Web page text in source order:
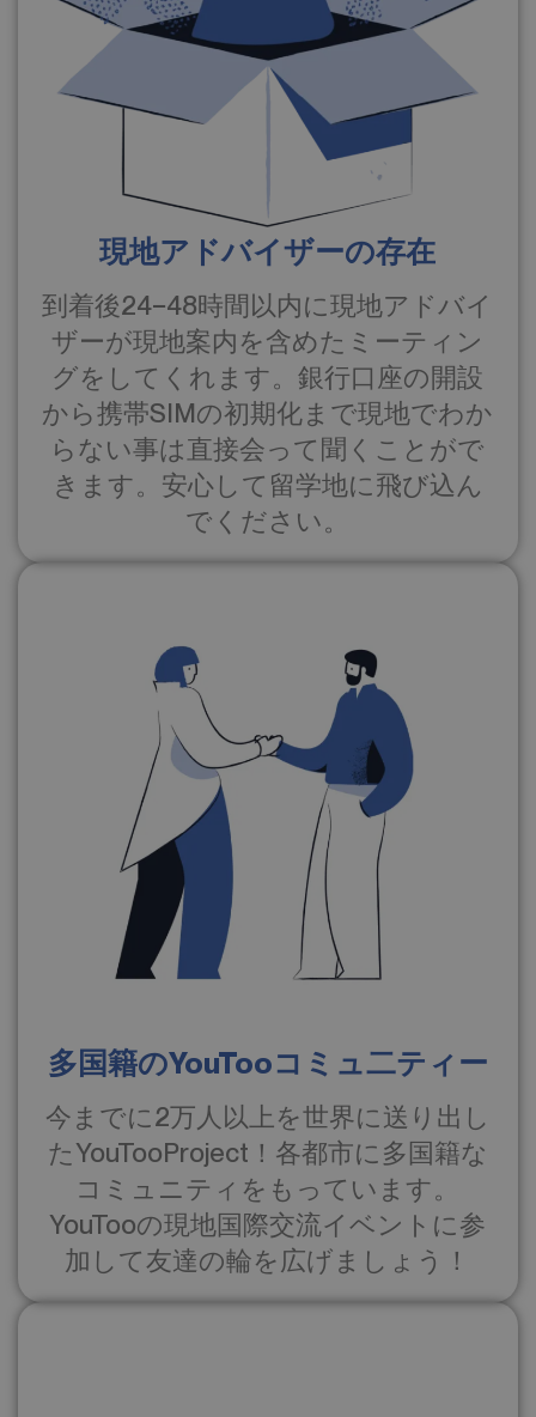
現地アドバイザーの存在
到着後24−48時間以内に現地アドバイ
ザーが現地案内を含めたミーティン
グをしてくれます。銀行口座の開設
から携帯SIMの初期化まで現地でわか
らない事は直接会って聞くことがで
きます。安心して留学地に飛び込ん
でください。
多国籍のYouTooコミュ二ティー
今までに2万人以上を世界に送り出し
たYouTooProject！各都市に多国籍な
コミュニティをもっています。
YouTooの現地国際交流イベントに参
加して友達の輪を広げましょう！